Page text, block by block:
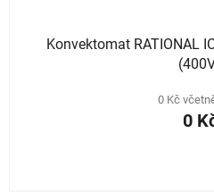
Konvektomat RATIONAL
0 Kč
0